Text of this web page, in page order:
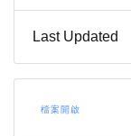
Last Updated
檔案開啟